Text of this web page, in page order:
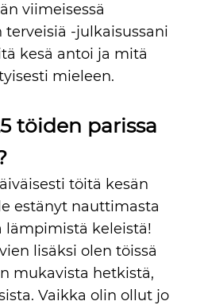
viimeisessä
-julkaisussani
kesä antoi ja mitä
mieleen.
töiden parissa
töitä kesän
estänyt nauttimasta
lämpimistä keleistä!
lisäksi olen töissä
mukavista hetkistä,
Vaikka olin ollut jo